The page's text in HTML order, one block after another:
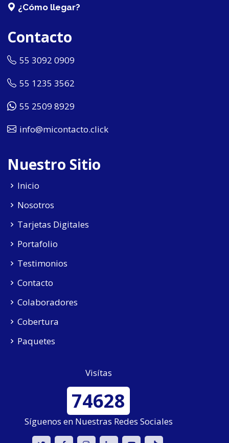
¿Cómo llegar?
Contacto
55 3092 0909
55 1235 3562
55 2509 8929
info@micontacto.click
Nuestro Sitio
Inicio
Nosotros
Tarjetas Digitales
Portafolio
Testimonios
Contacto
Colaboradores
Cobertura
Paquetes
Visítas
74628
Síguenos en Nuestras Redes Sociales